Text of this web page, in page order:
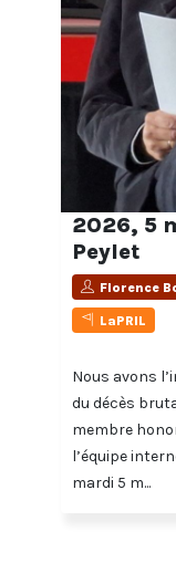
2026, 5
Peylet
Florence
LaPRIL
Nous avons
du décès
membre
l’équipe
mardi 5 m...